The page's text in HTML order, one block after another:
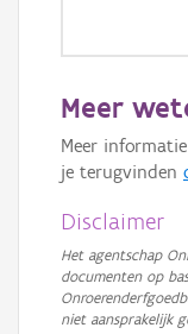
Meer
Meer
je terugvinden
Disclaimer
Het agentschap
documenten op
niet aansprakelijk